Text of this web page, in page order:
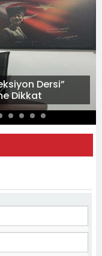
Dersi”
Dikkat